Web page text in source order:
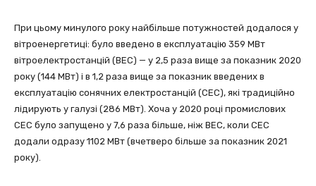
При цьому минулого року найбільше потужностей додалося у
вітроенергетиці: було введено в експлуатацію 359 МВт
вітроелектростанцій (ВЕС) — у 2,5 раза вище за показник 2020
року (144 МВт) і в 1,2 раза вище за показник введених в
експлуатацію сонячних електростанцій (СЕС), які традиційно
лідирують у галузі (286 МВт). Хоча у 2020 році промислових
СЕС було запущено у 7,6 раза більше, ніж ВЕС, коли СЕС
додали одразу 1102 МВт (вчетверо більше за показник 2021
року).